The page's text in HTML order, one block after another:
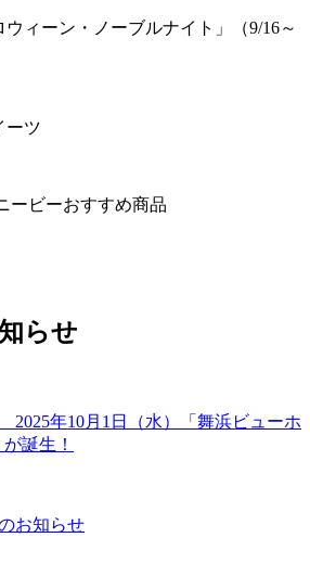
ィーン・ノーブルナイト」（9/16～
ーツ
ービーおすすめ商品
らせ
年10月1日（水）「舞浜ビューホ
誕生！
お知らせ